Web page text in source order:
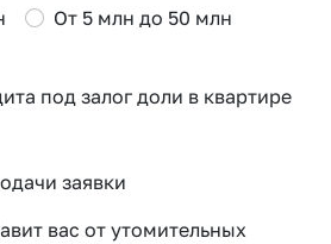
От 5 млн до 50 млн
под залог доли в квартире
заявки
вас от утомительных